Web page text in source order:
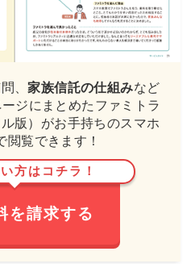
、家族信託の仕組みなど
ジにまとめたファミトラ
版）がお手持ちのスマホ
閲覧できます！
方はコチラ！
を請求する